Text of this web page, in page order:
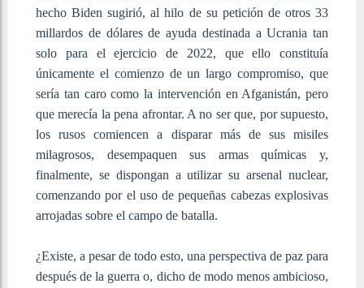
hecho Biden sugirió, al hilo de su petición de otros 33
millardos de dólares de ayuda destinada a Ucrania tan
solo para el ejercicio de 2022, que ello constituía
únicamente el comienzo de un largo compromiso, que
sería tan caro como la intervención en Afganistán, pero
que merecía la pena afrontar. A no ser que, por supuesto,
los rusos comiencen a disparar más de sus misiles
milagrosos, desempaquen sus armas químicas y,
finalmente, se dispongan a utilizar su arsenal nuclear,
comenzando por el uso de pequeñas cabezas explosivas
arrojadas sobre el campo de batalla.
¿Existe, a pesar de todo esto, una perspectiva de paz para
después de la guerra o, dicho de modo menos ambicioso,